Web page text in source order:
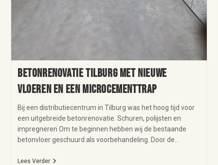
Betonrenovatie Tilburg met nieuwe
vloeren en een microcementtrap
Bij een distributiecentrum in Tilburg was het hoog tijd voor
een uitgebreide betonrenovatie. Schuren, polijsten en
impregneren Om te beginnen hebben wij de bestaande
betonvloer geschuurd als voorbehandeling. Door de…
Lees Verder